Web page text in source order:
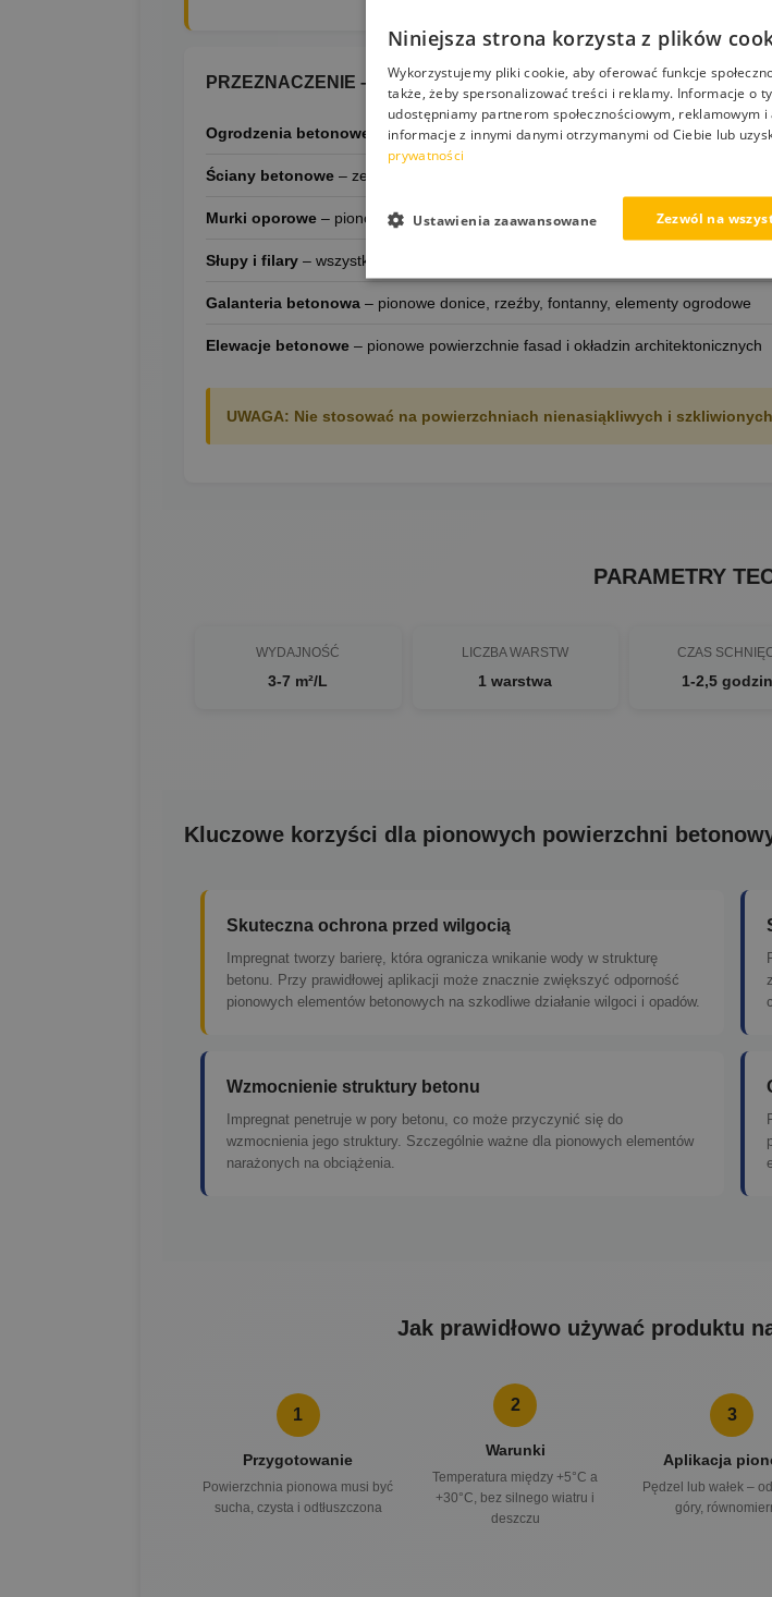
PRZEZNACZENIE – PIONOWE POWIERZCHNIE BETONOWE
Ogrodzenia betonowe – kompleksowa ochrona pionowych przęseł przed
Ściany betonowe– zewnętrzne powierzchnie budynków, garaży, piwnic
Murki oporowe– pionowe konstrukcje wsporcze i oporowe
Słupy i filary– wszystkie pionowe elementy konstrukcyjne
Galanteria betonowa– pionowe donice, rzeźby, fontanny, elementy ogrodowe
Elewacje betonowe– pionowe powierzchnie fasad i okładzin architektonicznych
UWAGA: Nie stosować na powierzchniach nienasiąkliwych i
PARAMETRY
WYDAJNOŚĆ
3-7 m²/L
LICZBA WARSTW
1 warstwa
CZAS
1-2,5
Kluczowe korzyści dla pionowych powierzchni
Skuteczna ochrona przed wilgocią
Impregnat tworzy barierę, która ogranicza wnikanie wody w strukturę
betonu. Przy prawidłowej aplikacji może znacznie zwiększyć odporność
pionowych elementów betonowych na szkodliwe działanie wilgoci i opadów.
Wzmocnienie struktury betonu
Impregnat penetruje w pory betonu, co może przyczynić się do
wzmocnienia jego struktury. Szczególnie ważne dla pionowych elementów
narażonych na obciążenia.
Jak prawidłowo używać produktu
1
Przygotowanie
Powierzchnia pionowa musi być
sucha, czysta i odtłuszczona
2
Warunki
Temperatura między +5°C a
+30°C, bez silnego wiatru i
deszczu
3
Aplikacja
Pędzel lub wałek –
góry,
Niniejsza strona korzysta z plików
Wykorzystujemy pliki cookie, aby oferować funkcje
także, żeby spersonalizować treści i reklamy. Informacje o
udostępniamy partnerom społecznościowym, reklamowym
informacje z innymi danymi otrzymanymi od Ciebie lub
prywatności
Zezwól na
Ustawienia zaawansowane